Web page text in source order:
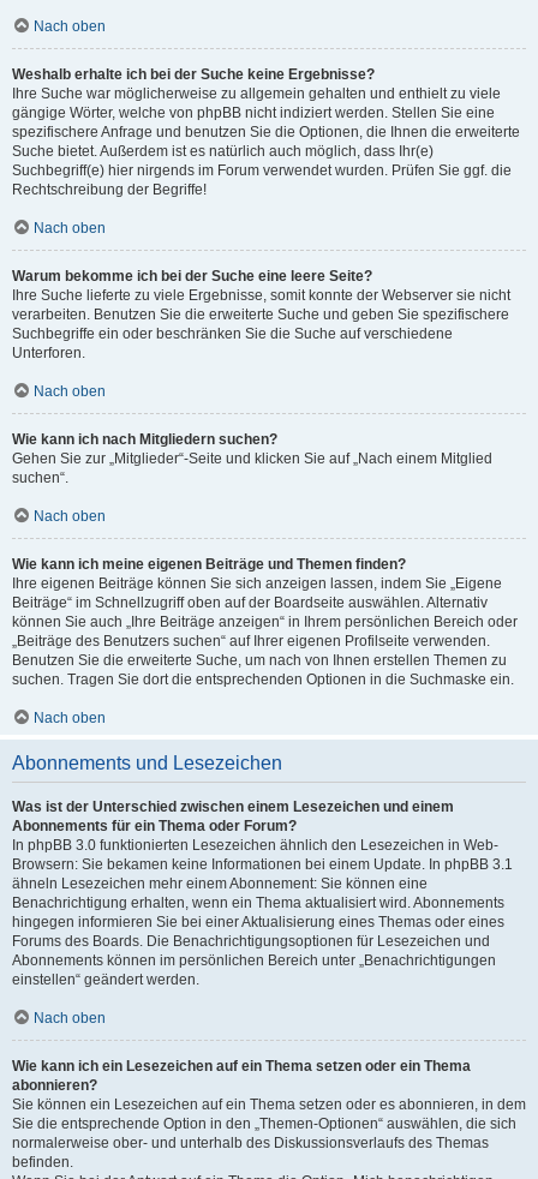
Nach oben
Weshalb erhalte ich bei der Suche keine Ergebnisse?
Ihre Suche war möglicherweise zu allgemein gehalten und enthielt zu viele
gängige Wörter, welche von phpBB nicht indiziert werden. Stellen Sie eine
spezifischere Anfrage und benutzen Sie die Optionen, die Ihnen die erweiterte
Suche bietet. Außerdem ist es natürlich auch möglich, dass Ihr(e)
Suchbegriff(e) hier nirgends im Forum verwendet wurden. Prüfen Sie ggf. die
Rechtschreibung der Begriffe!
Nach oben
Warum bekomme ich bei der Suche eine leere Seite?
Ihre Suche lieferte zu viele Ergebnisse, somit konnte der Webserver sie nicht
verarbeiten. Benutzen Sie die erweiterte Suche und geben Sie spezifischere
Suchbegriffe ein oder beschränken Sie die Suche auf verschiedene
Unterforen.
Nach oben
Wie kann ich nach Mitgliedern suchen?
Gehen Sie zur „Mitglieder“-Seite und klicken Sie auf „Nach einem Mitglied
suchen“.
Nach oben
Wie kann ich meine eigenen Beiträge und Themen finden?
Ihre eigenen Beiträge können Sie sich anzeigen lassen, indem Sie „Eigene
Beiträge“ im Schnellzugriff oben auf der Boardseite auswählen. Alternativ
können Sie auch „Ihre Beiträge anzeigen“ in Ihrem persönlichen Bereich oder
„Beiträge des Benutzers suchen“ auf Ihrer eigenen Profilseite verwenden.
Benutzen Sie die erweiterte Suche, um nach von Ihnen erstellen Themen zu
suchen. Tragen Sie dort die entsprechenden Optionen in die Suchmaske ein.
Nach oben
Abonnements und Lesezeichen
Was ist der Unterschied zwischen einem Lesezeichen und einem
Abonnements für ein Thema oder Forum?
In phpBB 3.0 funktionierten Lesezeichen ähnlich den Lesezeichen in Web-
Browsern: Sie bekamen keine Informationen bei einem Update. In phpBB 3.1
ähneln Lesezeichen mehr einem Abonnement: Sie können eine
Benachrichtigung erhalten, wenn ein Thema aktualisiert wird. Abonnements
hingegen informieren Sie bei einer Aktualisierung eines Themas oder eines
Forums des Boards. Die Benachrichtigungsoptionen für Lesezeichen und
Abonnements können im persönlichen Bereich unter „Benachrichtigungen
einstellen“ geändert werden.
Nach oben
Wie kann ich ein Lesezeichen auf ein Thema setzen oder ein Thema
abonnieren?
Sie können ein Lesezeichen auf ein Thema setzen oder es abonnieren, in dem
Sie die entsprechende Option in den „Themen-Optionen“ auswählen, die sich
normalerweise ober- und unterhalb des Diskussionsverlaufs des Themas
befinden.